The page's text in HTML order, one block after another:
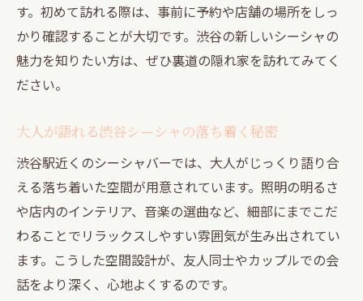
す。初めて訪れる際は、事前に予約や店舗の場所をしっ
かり確認することが大切です。渋谷の新しいシーシャの
魅力を知りたい方は、ぜひ裏道の隠れ家を訪れてみてく
ださい。
大人が語れる渋谷シーシャの落ち着く秘密
渋谷駅近くのシーシャバーでは、大人がじっくり語り合
える落ち着いた空間が用意されています。照明の明るさ
や店内のインテリア、音楽の選曲など、細部にまでこだ
わることでリラックスしやすい雰囲気が生み出されてい
ます。こうした空間設計が、友人同士やカップルでの会
話をより深く、心地よくするのです。